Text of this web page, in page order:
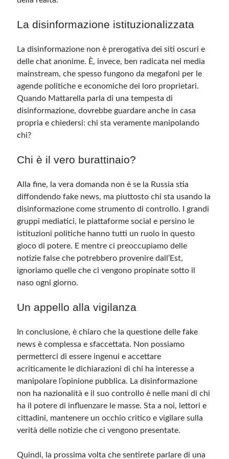
La disinformazione istituzionalizzata
La disinformazione non è prerogativa dei siti oscuri e
delle chat anonime. È, invece, ben radicata nei media
mainstream, che spesso fungono da megafoni per le
agende politiche e economiche dei loro proprietari.
Quando Mattarella parla di una tempesta di
disinformazione, dovrebbe guardare anche in casa
propria e chiedersi: chi sta veramente manipolando
chi?
Chi è il vero burattinaio?
Alla fine, la vera domanda non è se la Russia stia
diffondendo fake news, ma piuttosto chi sta usando la
disinformazione come strumento di controllo. I grandi
gruppi mediatici, le piattaforme social e persino le
istituzioni politiche hanno tutti un ruolo in questo
gioco di potere. E mentre ci preoccupiamo delle
notizie false che potrebbero provenire dall’Est,
ignoriamo quelle che ci vengono propinate sotto il
naso ogni giorno.
Un appello alla vigilanza
In conclusione, è chiaro che la questione delle fake
news è complessa e sfaccettata. Non possiamo
permetterci di essere ingenui e accettare
acriticamente le dichiarazioni di chi ha interesse a
manipolare l’opinione pubblica. La disinformazione
non ha nazionalità e il suo controllo è nelle mani di chi
ha il potere di influenzare le masse. Sta a noi, lettori e
cittadini, mantenere un occhio critico e vigilare sulla
verità delle notizie che ci vengono presentate.
Quindi, la prossima volta che sentirete parlare di una